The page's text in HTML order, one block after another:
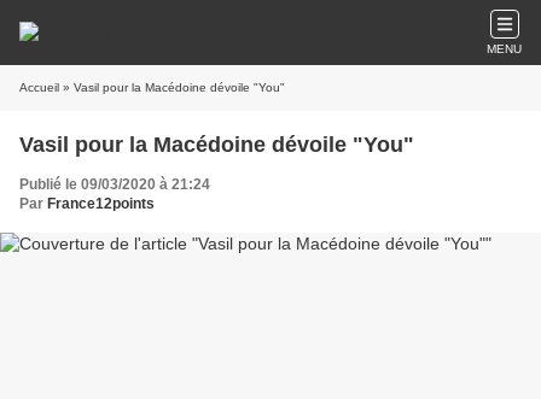
MENU
Accueil » Vasil pour la Macédoine dévoile "You"
Vasil pour la Macédoine dévoile "You"
Publié le 09/03/2020 à 21:24
Par France12points